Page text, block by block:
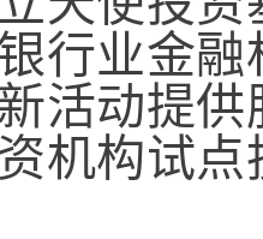
行业金
活动提
机构试